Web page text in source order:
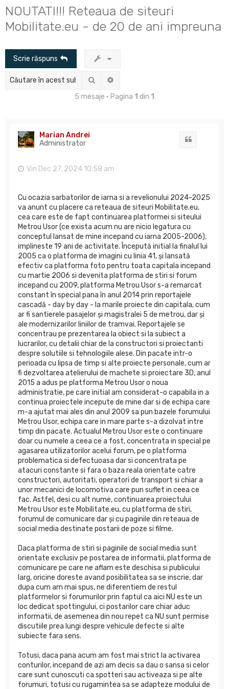
NOUTATI!!! Reteaua de siteuri
Mobilitate.eu - de 20 de ani impreuna
Scrie răspuns
Căutare
5 mesaje • Pagina 1 din 1
Marian Andrei
Administrator
Vin Dec 27, 2024 10:58 am
Cu ocazia sarbatorilor de iarna si a revelionului 2024-2025
va anunt cu placere ca reteaua de siteuri Mobilitate.eu,
cea care este de fapt continuarea platformei si siteului
Metrou Usor (ce exista acum nu are nicio legatura cu
conceptul lansat de mine incepand cu iarna 2005-2006),
implineste 19 ani de activitate. Începută initial la finalul lui
2005 ca o platforma de imagini cu linia 41, și lansată
efectiv ca platforma foto pentru toata capitala incepand
cu martie 2006 si devenita platforma de stiri si forum
incepand cu 2009, platforma Metrou Usor s-a remarcat
constant în special pana în anul 2014 prin reportajele
cascadă - day by day - la marile proiecte din capitala, cum
ar fi santierele pasajelor și magistralei 5 de metrou, dar și
ale modernizarilor liniilor de tramvai. Reportajele se
concentrau pe prezentarea la obiect si la subiect a
lucrarilor, cu detalii chiar de la constructori si proiectanti
despre solutiile si tehnologiile alese. Din pacate intr-o
perioada cu lipsa de timp si alte proiecte personale, cum ar
fi dezvoltarea atelierului de machete si proiectare 3D, anul
2015 a adus pe platforma Metrou Usor o noua
administratie, pe care initial am considerat-o capabila in a
continua proiectele incepute de mine dar si de echipa care
m-a ajutat mai ales din anul 2009 sa pun bazele forumului
Metrou Usor, echipa care in mare parte s-a dizolvat intre
timp din pacate. Actualul Metrou Usor este o continuare
doar cu numele a ceea ce a fost, concentrata in special pe
agasarea utilizatorilor acelui forum, pe o platforma
problematica si defectuoasa dar si concentrata pe
atacuri constante si fara o baza reala orientate catre
constructori, autoritati, operatori de transport si chiar a
unor mecanici de locomotiva care pun suflet in ceea ce
fac. Astfel, desi cu alt nume, continuarea proiectului
Metrou Usor este Mobilitate.eu, cu platforma de stiri,
forumul de comunicare dar și cu paginile din reteaua de
social media destinate postarii de poze si filme.
Daca platforma de stiri si paginile de social media sunt
orientate exclusiv pe postarea de informatii, platforma de
comunicare pe care ne aflam este deschisa si publicului
larg, oricine doreste avand posibilitatea sa se inscrie, dar
dupa cum am mai spus, ne diferentiem de restul
platformelor si forumurilor prin faptul ca aici NU este un
loc dedicat spottingului, ci postarilor care chiar aduc
informatii, de asemenea din nou repet ca NU sunt permise
discutiile prea lungi despre vehicule defecte si alte
subiecte fara sens.
Totusi, daca pana acum am fost mai strict la activarea
conturilor, incepand de azi am decis sa dau o sansa si celor
care sunt cunoscuti ca spotteri sau activeaza si pe alte
forumuri, totusi cu rugamintea sa se adapteze modului de